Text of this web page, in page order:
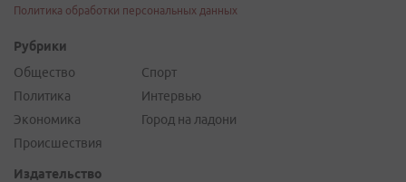
Политика обработки персональных данных
Рубрики
Общество
Политика
Экономика
Происшествия
Спорт
Интервью
Город на ладони
Издательство